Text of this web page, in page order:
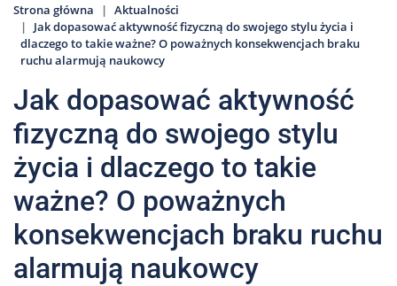
Strona główna
Aktualności
Jak dopasować aktywność fizyczną do swojego stylu życia i
dlaczego to takie ważne? O poważnych konsekwencjach braku
ruchu alarmują naukowcy
Jak dopasować aktywność
fizyczną do swojego stylu
życia i dlaczego to takie
ważne? O poważnych
konsekwencjach braku ruchu
alarmują naukowcy